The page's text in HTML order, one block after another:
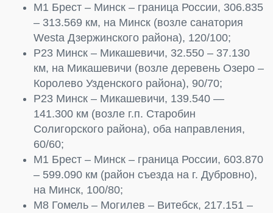
М1 Брест – Минск – граница России, 306.835
– 313.569 км, на Минск (возле санатория
Westa Дзержинского района), 120/100;
Р23 Минск – Микашевичи, 32.550 – 37.130
км, на Микашевичи (возле деревень Озеро –
Королево Узденского района), 90/70;
Р23 Минск – Микашевичи, 139.540 —
141.300 км (возле г.п. Старобин
Солигорского района), оба направления,
60/60;
М1 Брест – Минск – граница России, 603.870
– 599.090 км (район съезда на г. Дубровно),
на Минск, 100/80;
М8 Гомель – Могилев – Витебск, 217.151 –